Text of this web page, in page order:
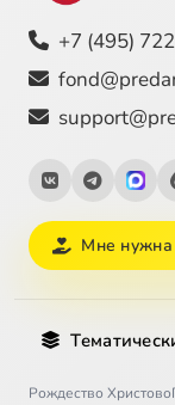
+7 (495)
Мне
Рождество Христово